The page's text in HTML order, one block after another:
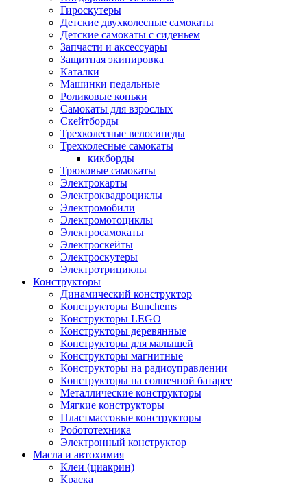
Гироскутеры
Детские двухколесные самокаты
Детские самокаты с сиденьем
Запчасти и аксессуары
Защитная экипировка
Каталки
Машинки педальные
Роликовые коньки
Самокаты для взрослых
Скейтборды
Трехколесные велосипеды
Трехколесные самокаты
кикборды
Трюковые самокаты
Электрокарты
Электроквадроциклы
Электромобили
Электромотоциклы
Электросамокаты
Электроскейты
Электроскутеры
Электротрициклы
Конструкторы
Динамический конструктор
Конструкторы Bunchems
Конструкторы LEGO
Конструкторы деревянные
Конструкторы для малышей
Конструкторы магнитные
Конструкторы на радиоуправлении
Конструкторы на солнечной батарее
Металлические конструкторы
Мягкие конструкторы
Пластмассовые конструкторы
Робототехника
Электронный конструктор
Масла и автохимия
Клеи (циакрин)
Краска